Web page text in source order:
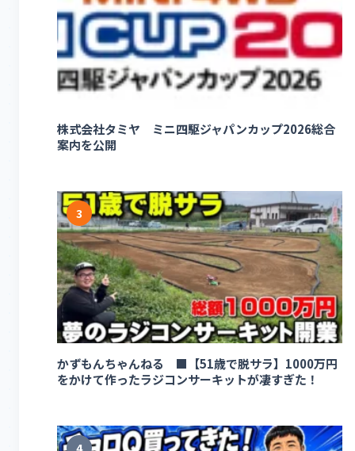
株式会社タミヤ ミニ四駆ジャパンカップ2026総合
案内を公開
3
かずもんちゃんねる ■【51歳で脱サラ】1000万円
をかけて作ったラジコンサーキットが凄すぎた！